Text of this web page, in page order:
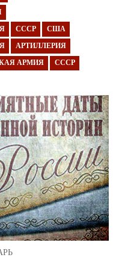
СССР США
АРТИЛЛЕРИЯ
АРМИЯ СССР